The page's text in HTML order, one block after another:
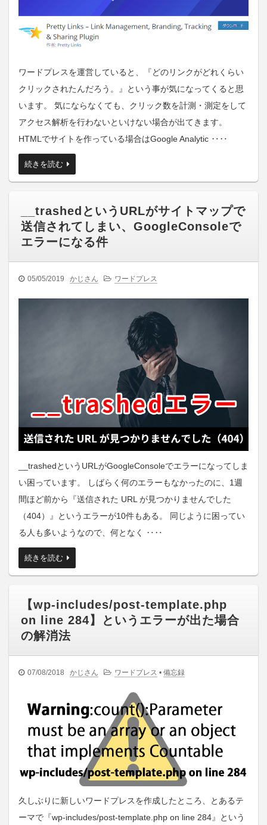
ワードプレスを運営していると、『どのリンクがどれくらい
クリックされたんだろう。』という事が気になってくると思
います。 気にならなくても、クリック数を計測・測定をして
アクセス解析を行わないといけない場合が出てきます。
HTMLでサイトを作っている場合はGoogle Analytic ‥‥
続きを読む
__trashedというURLがサイトマップで
送信されてしまい、GoogleConsoleで
エラーになる件
05/05/2019 かじさん ワードプレス
__trashedというURLがGoogleConsoleでエラーになってしま
い困っています。 しばらく何のエラーもなかったのに、1週
間ほど前から『送信された URL が見つかりませんでした
（404）』というエラーが10件もある。 同じように困ってい
る人も多いようなので、何となく ‥‥
続きを読む
【wp-includes/post-template.php
on line 284】というエラーが出た場合
の解消法
07/08/2018 かじさん ワードプレス • 備忘録
久しぶりに新しいワードプレスを作成したところ、とあるテ
ーマで『wp-includes/post-template.php on line 284』という